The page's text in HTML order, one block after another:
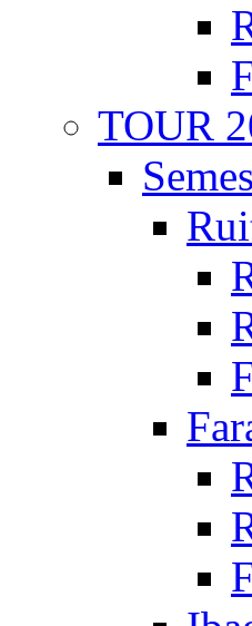
TOUR